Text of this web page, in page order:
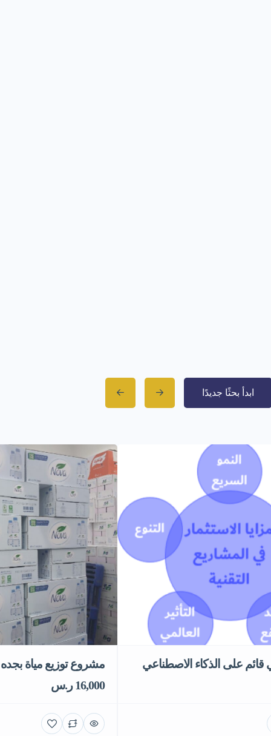
ابدأ بحثًا جديدًا
على الذكاء الاصطناعي
مشروع توزيع مياة بجده
16,000 ر.س